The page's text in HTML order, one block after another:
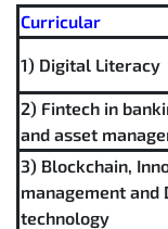
Curricular
1) Digital Literacy
2) Fintech in
and asset
3) Blockchain,
management and
technology